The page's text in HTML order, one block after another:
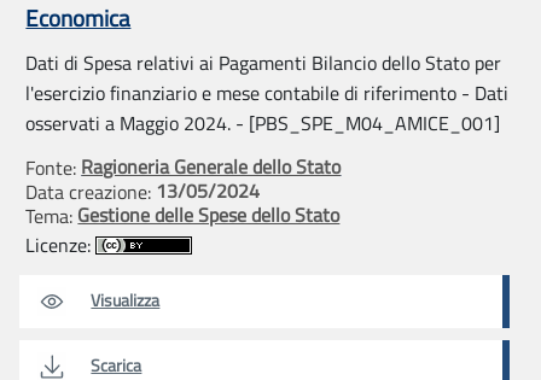
Economica
Dati di Spesa relativi ai Pagamenti Bilancio dello Stato per
l'esercizio finanziario e mese contabile di riferimento - Dati
osservati a Maggio 2024. - [PBS_SPE_M04_AMICE_001]
Fonte: Ragioneria Generale dello Stato
Data creazione: 13/05/2024
Tema: Gestione delle Spese dello Stato
Licenze:
Visualizza
Scarica